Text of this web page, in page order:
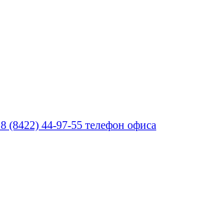
8 (8422) 44-97-55 телефон офиса